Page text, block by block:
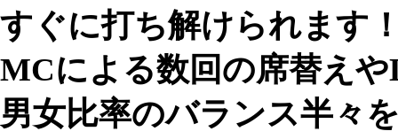
すぐに打ち解けられます
MCによる数回の席替え
男女比率のバランス半々